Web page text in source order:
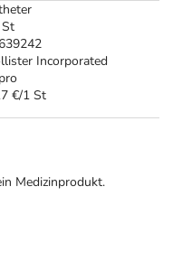
Incorporated
€/1 St
Medizinprodukt.